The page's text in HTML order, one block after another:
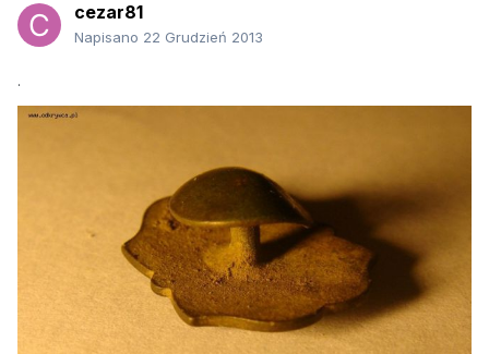
cezar81
Napisano 22 Grudzień 2013
.